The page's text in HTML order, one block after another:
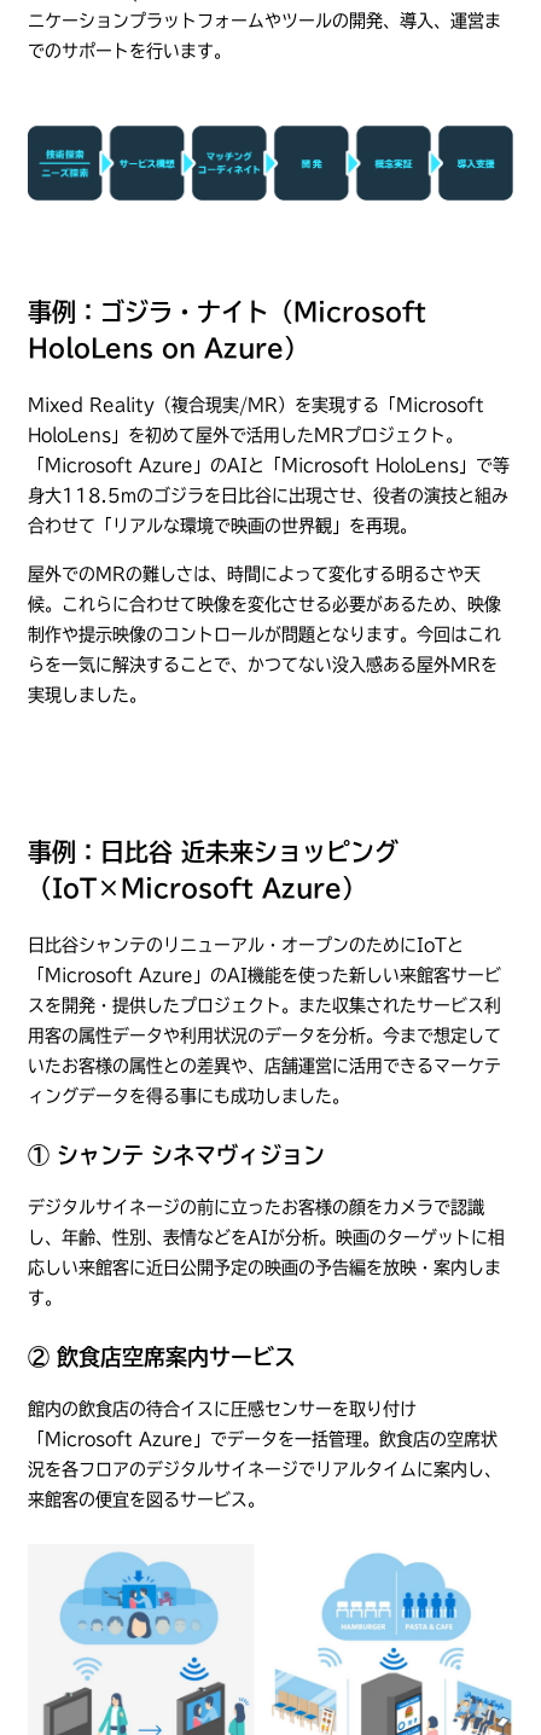
ニケーションプラットフォームやツールの開発、導入、運営ま
でのサポートを行います。
事例：ゴジラ・ナイト（Microsoft
HoloLens on Azure）
Mixed Reality（複合現実/MR）を実現する「Microsoft
HoloLens」を初めて屋外で活用したMRプロジェクト。
「Microsoft Azure」のAIと「Microsoft HoloLens」で等
身大118.5mのゴジラを日比谷に出現させ、役者の演技と組み
合わせて「リアルな環境で映画の世界観」を再現。
屋外でのMRの難しさは、時間によって変化する明るさや天
候。これらに合わせて映像を変化させる必要があるため、映像
制作や提示映像のコントロールが問題となります。今回はこれ
らを一気に解決することで、かつてない没入感ある屋外MRを
実現しました。
事例：日比谷 近未来ショッピング
（IoT×Microsoft Azure）
日比谷シャンテのリニューアル・オープンのためにIoTと
「Microsoft Azure」のAI機能を使った新しい来館客サービ
スを開発・提供したプロジェクト。また収集されたサービス利
用客の属性データや利用状況のデータを分析。今まで想定して
いたお客様の属性との差異や、店舗運営に活用できるマーケテ
ィングデータを得る事にも成功しました。
① シャンテ シネマヴィジョン
デジタルサイネージの前に立ったお客様の顔をカメラで認識
し、年齢、性別、表情などをAIが分析。映画のターゲットに相
応しい来館客に近日公開予定の映画の予告編を放映・案内しま
す。
② 飲食店空席案内サービス
館内の飲食店の待合イスに圧感センサーを取り付け
「Microsoft Azure」でデータを一括管理。飲食店の空席状
況を各フロアのデジタルサイネージでリアルタイムに案内し、
来館客の便宜を図るサービス。